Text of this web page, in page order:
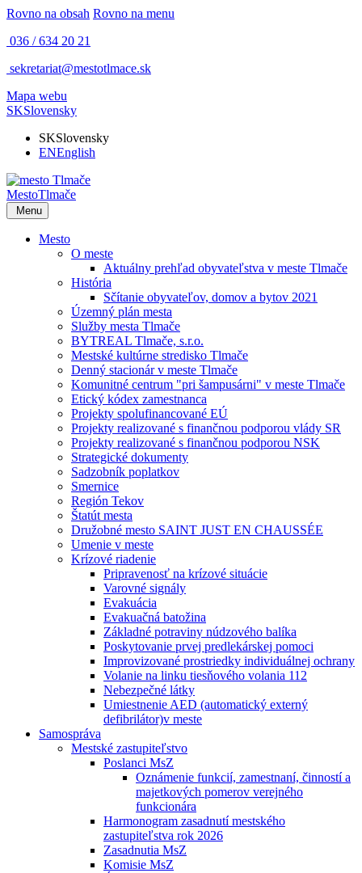
Rovno na obsah Rovno na menu
036 / 634 20 21
sekretariat@mestotlmace.sk
Mapa webu
SKSlovensky
SKSlovensky
ENEnglish
MestoTlmače
Menu
Mesto
O meste
Aktuálny prehľad obyvateľstva v meste Tlmače
História
Sčítanie obyvateľov, domov a bytov 2021
Územný plán mesta
Služby mesta Tlmače
BYTREAL Tlmače, s.r.o.
Mestské kultúrne stredisko Tlmače
Denný stacionár v meste Tlmače
Komunitné centrum "pri šampusárni" v meste Tlmače
Etický kódex zamestnanca
Projekty spolufinancované EÚ
Projekty realizované s finančnou podporou vlády SR
Projekty realizované s finančnou podporou NSK
Strategické dokumenty
Sadzobník poplatkov
Smernice
Región Tekov
Štatút mesta
Družobné mesto SAINT JUST EN CHAUSSÉE
Umenie v meste
Krízové riadenie
Pripravenosť na krízové situácie
Varovné signály
Evakuácia
Evakuačná batožina
Základné potraviny núdzového balíka
Poskytovanie prvej predlekárskej pomoci
Improvizované prostriedky individuálnej ochrany
Volanie na linku tiesňového volania 112
Nebezpečné látky
Umiestnenie AED (automatický externý
defibrilátor)v meste
Samospráva
Mestské zastupiteľstvo
Poslanci MsZ
Oznámenie funkcií, zamestnaní, činností a
majetkových pomerov verejného
funkcionára
Harmonogram zasadnutí mestského
zastupiteľstva rok 2026
Zasadnutia MsZ
Komisie MsZ